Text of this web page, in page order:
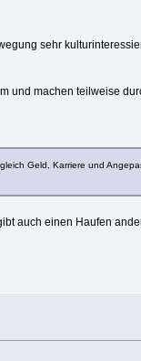
sehr
und machen teilweise
Geld, Karriere und
auch einen Haufen